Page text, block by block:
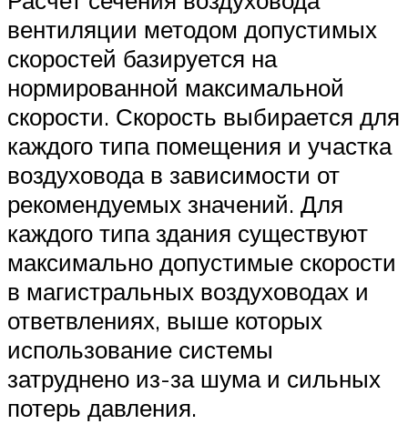
вентиляции методом допустимых
скоростей базируется на
нормированной максимальной
скорости. Скорость выбирается для
каждого типа помещения и участка
воздуховода в зависимости от
рекомендуемых значений. Для
каждого типа здания существуют
максимально допустимые скорости
в магистральных воздуховодах и
ответвлениях, выше которых
использование системы
затруднено из-за шума и сильных
потерь давления.